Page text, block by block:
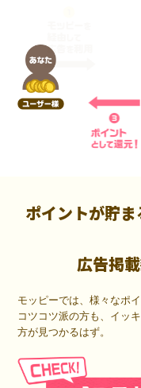
ポイントが貯
広告掲
モッピーでは、様々なポ
コツコツ派の方も、イッ
方が見つかるはず。